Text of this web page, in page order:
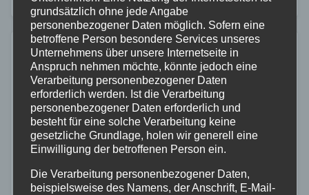
grundsätzlich ohne jede Angabe
personenbezogener Daten möglich. Sofern eine
betroffene Person besondere Services unseres
Unternehmens über unsere Internetseite in
Anspruch nehmen möchte, könnte jedoch eine
Verarbeitung personenbezogener Daten
erforderlich werden. Ist die Verarbeitung
personenbezogener Daten erforderlich und
besteht für eine solche Verarbeitung keine
gesetzliche Grundlage, holen wir generell eine
Einwilligung der betroffenen Person ein.
Die Verarbeitung personenbezogener Daten,
beispielsweise des Namens, der Anschrift, E-Mail-